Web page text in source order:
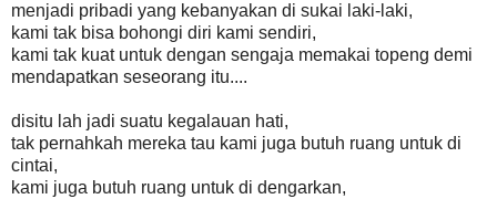
menjadi pribadi yang kebanyakan di sukai laki-laki,
kami tak bisa bohongi diri kami sendiri,
kami tak kuat untuk dengan sengaja memakai topeng demi
mendapatkan seseorang itu....
disitu lah jadi suatu kegalauan hati,
tak pernahkah mereka tau kami juga butuh ruang untuk di
cintai,
kami juga butuh ruang untuk di dengarkan,